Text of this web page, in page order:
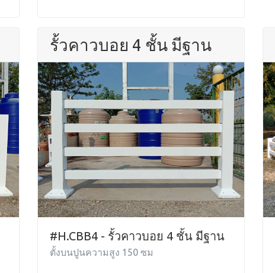
รั้วคาวบอย 4 ชั้น มีฐาน
#H.CBB4 - รั้วคาวบอย 4 ชั้น มีฐาน
ตั้งบนปูนความสูง 150 ซม